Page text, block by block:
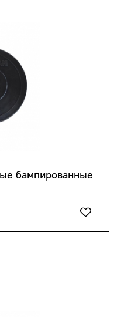
бампированные